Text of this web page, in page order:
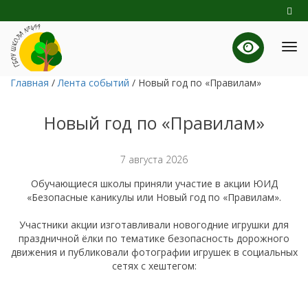
Главная /Лента событий / Новый год по «Правилам»
Новый год по «Правилам»
7 августа 2026
Обучающиеся школы приняли участие в акции ЮИД
«Безопасные каникулы или Новый год по «Правилам».
Участники акции изготавливали новогодние игрушки для
праздничной ёлки по тематике безопасность дорожного
движения и публиковали фотографии игрушек в социальных
сетях с хештегом: